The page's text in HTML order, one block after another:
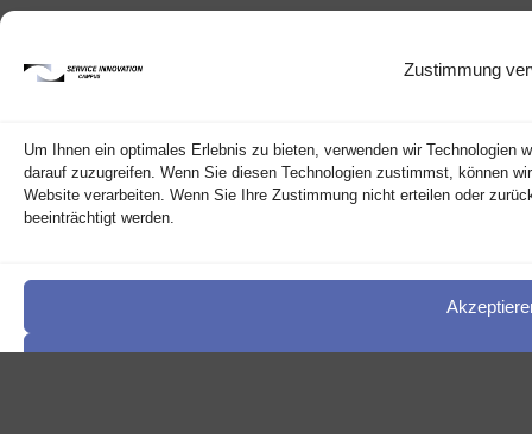
Zustimmung
Um Ihnen ein optimales Erlebnis zu bieten, verwenden wir Technologien
darauf zuzugreifen. Wenn Sie diesen Technologien zustimmst, können
Website verarbeiten. Wenn Sie Ihre Zustimmung nicht erteilen oder
beeinträchtigt werden.